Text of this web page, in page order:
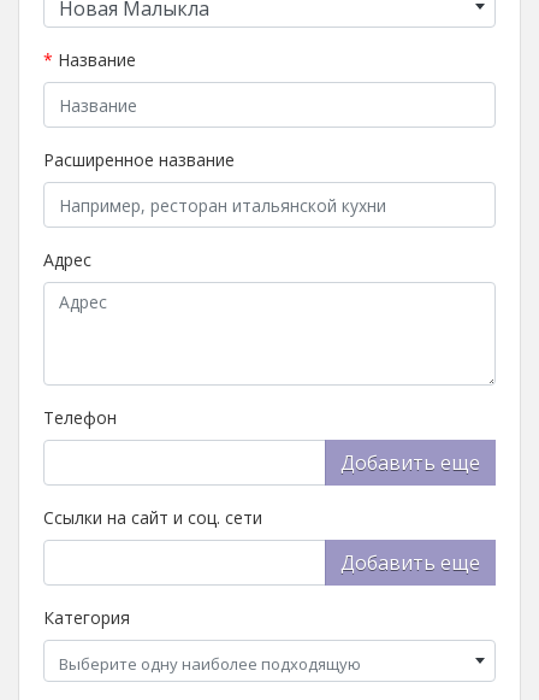
Новая Малыкла
* Название
Расширенное название
Адрес
Телефон
Добавить еще
Ссылки на сайт и соц. сети
Добавить еще
Категория
Выберите одну наиболее подходящую